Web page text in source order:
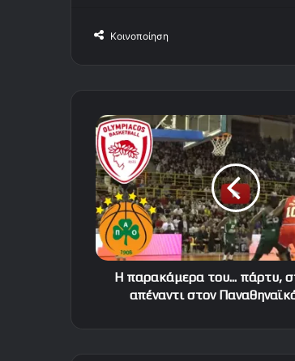
Κοινοποίηση
Η
παρακάμερα
του...
πάρτυ,
στον
τελικό
απέναντι
στον
Παναθηναϊκό
(Video)Η παρακάμερα του... πάρτυ,
απέναντι στον